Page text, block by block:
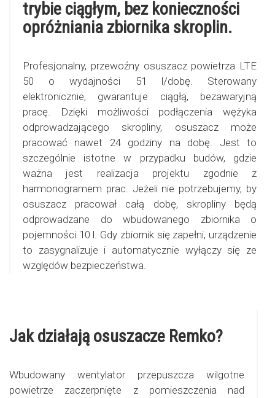
trybie ciągłym, bez konieczności
opróżniania zbiornika skroplin.
Profesjonalny, przewoźny osuszacz powietrza LTE
50 o wydajności 51 l/dobę. Sterowany
elektronicznie, gwarantuje ciągłą, bezawaryjną
pracę. Dzięki możliwości podłączenia wężyka
odprowadzającego skropliny, osuszacz może
pracować nawet 24 godziny na dobę. Jest to
szczególnie istotne w przypadku budów, gdzie
ważna jest realizacja projektu zgodnie z
harmonogramem prac. Jeżeli nie potrzebujemy, by
osuszacz pracował całą dobę, skropliny będą
odprowadzane do wbudowanego zbiornika o
pojemności 10 l. Gdy zbiornik się zapełni, urządzenie
to zasygnalizuje i automatycznie wyłączy się ze
względów bezpieczeństwa.
Jak działają osuszacze Remko?
Wbudowany wentylator przepuszcza wilgotne
powietrze zaczerpnięte z pomieszczenia nad